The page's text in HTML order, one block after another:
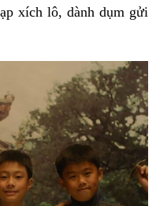
xích lô, dành dụm gửi